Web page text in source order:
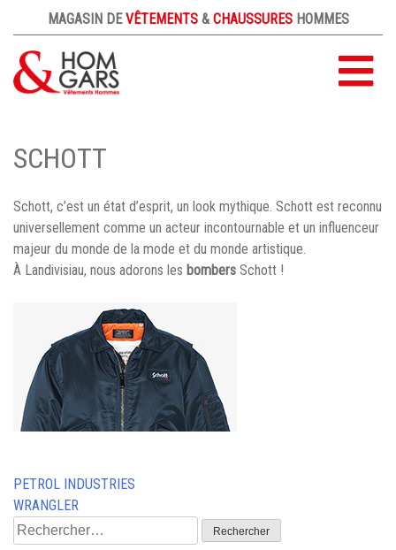
MAGASIN DEVÊTEMENTS&CHAUSSURESHOMMES
LE MAGASIN
CONTACT
SCHOTT
Schott, c’est un état d’esprit, un look mythique. Schott est reconnu
universellement comme un acteur incontournable et un influenceur
majeur du monde de la mode et du monde artistique.
À Landivisiau, nous adorons les bombers Schott !
Navigation
de
PETROL INDUSTRIES
WRANGLER
Rechercher :